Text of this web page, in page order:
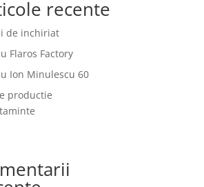
recente
de inchiriat
Flaros Factory
Ion Minulescu 60
productie